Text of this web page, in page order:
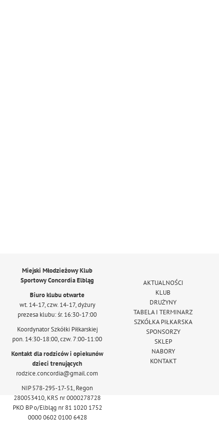
Miejski Młodzieżowy Klub
Sportowy Concordia Elbląg
Biuro klubu otwarte
wt. 14-17, czw. 14-17, dyżury
prezesa klubu: śr. 16:30-17:00
Koordynator Szkółki Piłkarskiej
pon. 14:30-18:00, czw. 7:00-11:00
Kontakt dla rodziców i opiekunów
dzieci trenujących
rodzice.concordia@gmail.com
NIP 578-295-17-51, Regon
280053410, KRS nr 0000278728
PKO BP o/Elbląg nr 81 1020 1752
0000 0602 0100 6428
AKTUALNOŚCI
KLUB
DRUŻYNY
TABELA I TERMINARZ
SZKÓŁKA PIŁKARSKA
SPONSORZY
SKLEP
NABORY
KONTAKT